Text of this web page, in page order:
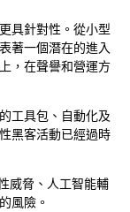
具針對性。從小型
著一個潛在的進入
，在聲譽和營運方
工具包、自動化及
黑客活動已經過時
威脅、人工智能輔
風險。